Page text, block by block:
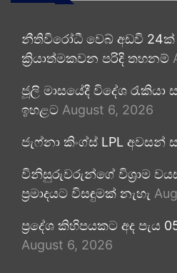
නීතිවිරෝධී වෙබ් අඩවි 24ක්
ක්‍රියාත්මකවන පරිදි තහනම්
ජූලි මාසයේදී විදේශ රැකියා
ඉහළට August 6, 2026
ජැෆ්නා කිංග්ස් LPL අවසන්
විනිසුරුවරුන්ගේ විශ්‍රාම
ප්‍රමාදයට විසඳුමක් නැහැ
ප්‍රදේශ කිහිපයකට අද පැය
August 6, 2026